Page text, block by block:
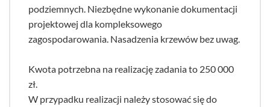
podziemnych. Niezbędne wykonanie dokumentacji
projektowej dla kompleksowego
zagospodarowania. Nasadzenia krzewów bez uwag.
Kwota potrzebna na realizację zadania to 250 000
zł.
W przypadku realizacji należy stosować się do